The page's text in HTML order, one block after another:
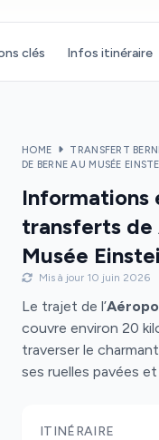
clés Infos itinéraire
HOME TRANSFERT
DE BERNE AU MUSÉE
Informations
transferts de
Musée
Mis à jour 10 juin 2026
Le trajet de l’
couvre environ 20
traverser le
ses ruelles pavées
ITINÉRAIRE